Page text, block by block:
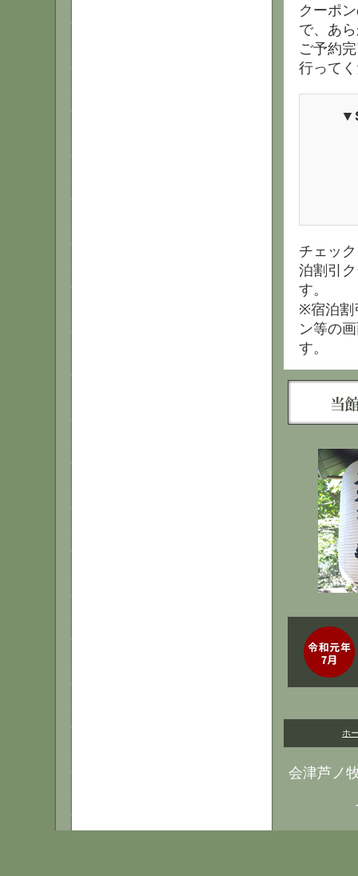
クーポ
で、あ
ご予約
行って
チェッ
泊割引
す。
※宿泊割
ン等の
す。
ホ
会津芦ノ